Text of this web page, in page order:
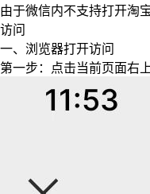
由于微信内不支持打开淘
访问
一、浏览器打开访问
第一步：点击当前页面右